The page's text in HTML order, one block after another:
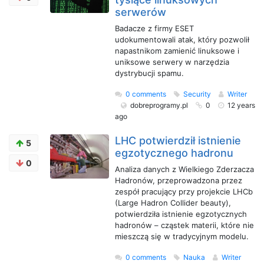
serwerów
Badacze z firmy ESET
udokumentowali atak, który pozwolił
napastnikom zamienić linuksowe i
uniksowe serwery w narzędzia
dystrybucji spamu.
0 comments Security
Writer
dobreprogramy.pl
0
12 years
ago
5
0
LHC potwierdził istnienie
egzotycznego hadronu
Analiza danych z Wielkiego Zderzacza
Hadronów, przeprowadzona przez
zespół pracujący przy projekcie LHCb
(Large Hadron Collider beauty),
potwierdziła istnienie egzotycznych
hadronów – cząstek materii, które nie
mieszczą się w tradycyjnym modelu.
0 comments Nauka
Writer